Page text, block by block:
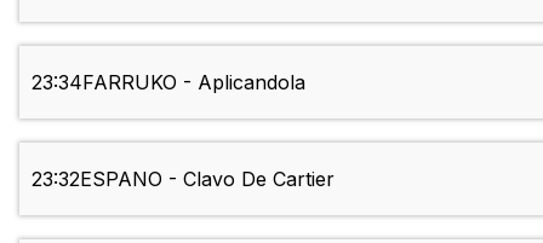
23:34FARRUKO - Aplicandola
23:32ESPANO - Clavo De Cartier